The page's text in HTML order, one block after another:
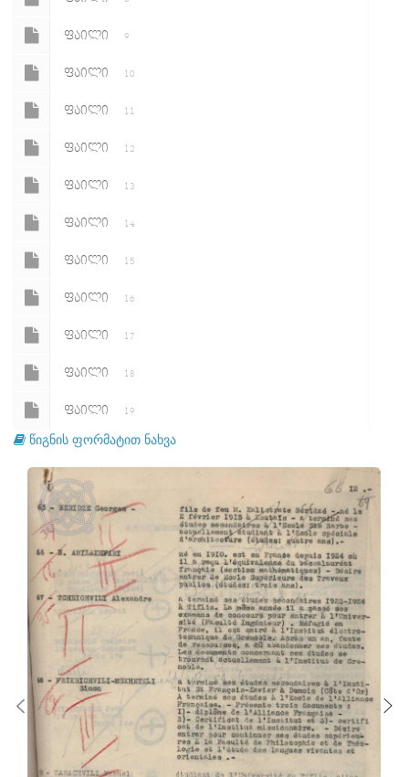
ᲤᲐᲘᲚᲘ 9
ᲤᲐᲘᲚᲘ 10
ᲤᲐᲘᲚᲘ 11
ᲤᲐᲘᲚᲘ 12
ᲤᲐᲘᲚᲘ 13
ᲤᲐᲘᲚᲘ 14
ᲤᲐᲘᲚᲘ 15
ᲤᲐᲘᲚᲘ 16
ᲤᲐᲘᲚᲘ 17
ᲤᲐᲘᲚᲘ 18
ᲤᲐᲘᲚᲘ 19
ᲤᲐᲘᲚᲘ 20
ᲤᲐᲘᲚᲘ
ᲤᲐᲘᲚᲘ
ᲤᲐᲘᲚᲘ 23
ᲤᲐᲘᲚᲘ 24
ᲤᲐᲘᲚᲘ
ᲤᲐᲘᲚᲘ
ᲤᲐᲘᲚᲘ
ᲤᲐᲘᲚᲘ
წიგნის ფორმატით ნახვა